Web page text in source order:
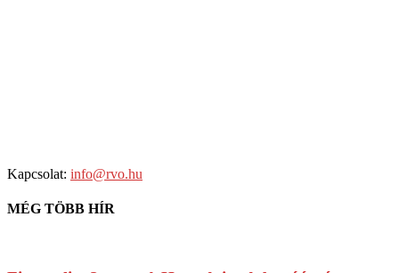
Kapcsolat: info@rvo.hu
MÉG TÖBB HÍR